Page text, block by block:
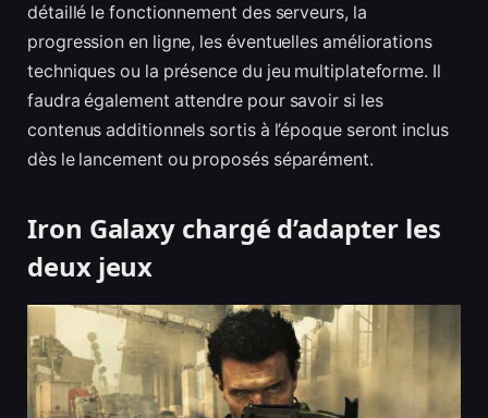
détaillé le fonctionnement des serveurs, la
progression en ligne, les éventuelles améliorations
techniques ou la présence du jeu multiplateforme. Il
faudra également attendre pour savoir si les
contenus additionnels sortis à l’époque seront inclus
dès le lancement ou proposés séparément.
Iron Galaxy chargé d’adapter les
deux jeux